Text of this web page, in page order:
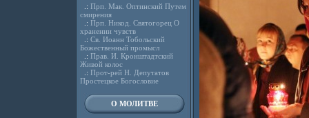
.: Прп. Мак. Оптинский Путем
смирения
.: Прп. Никод. Святогорец О
хранении чувств
.: Св. Иоанн Тобольский
Божественный промысл
.: Прав. И. Кронштадтский
Живой колос
.: Прот-рей Н. Депутатов
Простецкое Богословие
О МОЛИТВЕ